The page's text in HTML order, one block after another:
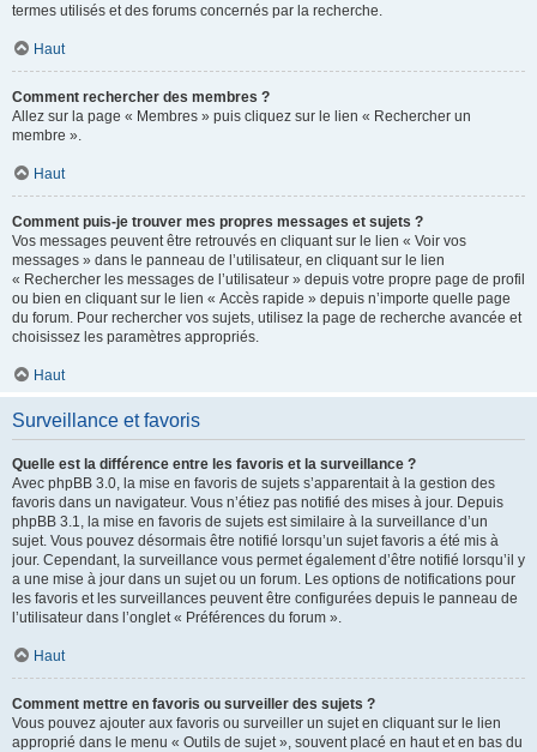
termes utilisés et des forums concernés par la recherche.
Haut
Comment rechercher des membres ?
Allez sur la page « Membres » puis cliquez sur le lien « Rechercher un
membre ».
Haut
Comment puis-je trouver mes propres messages et sujets ?
Vos messages peuvent être retrouvés en cliquant sur le lien « Voir vos
messages » dans le panneau de l’utilisateur, en cliquant sur le lien
« Rechercher les messages de l’utilisateur » depuis votre propre page de profil
ou bien en cliquant sur le lien « Accès rapide » depuis n’importe quelle page
du forum. Pour rechercher vos sujets, utilisez la page de recherche avancée et
choisissez les paramètres appropriés.
Haut
Surveillance et favoris
Quelle est la différence entre les favoris et la surveillance ?
Avec phpBB 3.0, la mise en favoris de sujets s’apparentait à la gestion des
favoris dans un navigateur. Vous n’étiez pas notifié des mises à jour. Depuis
phpBB 3.1, la mise en favoris de sujets est similaire à la surveillance d’un
sujet. Vous pouvez désormais être notifié lorsqu’un sujet favoris a été mis à
jour. Cependant, la surveillance vous permet également d’être notifié lorsqu’il y
a une mise à jour dans un sujet ou un forum. Les options de notifications pour
les favoris et les surveillances peuvent être configurées depuis le panneau de
l’utilisateur dans l’onglet « Préférences du forum ».
Haut
Comment mettre en favoris ou surveiller des sujets ?
Vous pouvez ajouter aux favoris ou surveiller un sujet en cliquant sur le lien
approprié dans le menu « Outils de sujet », souvent placé en haut et en bas du